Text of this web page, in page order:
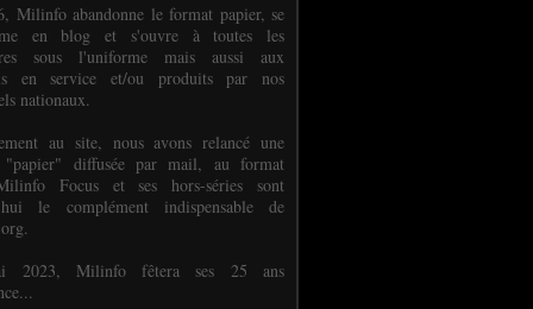
Milinfo abandonne le format papier, se
en blog et s'ouvre à toutes les
sous l'uniforme mais aussi aux
en service et/ou produits par nos
nationaux.
au site, nous avons relancé une
"papier" diffusée par mail, au format
Focus et ses hors-séries sont
le complément indispensable de
2023, Milinfo fêtera ses 25 ans